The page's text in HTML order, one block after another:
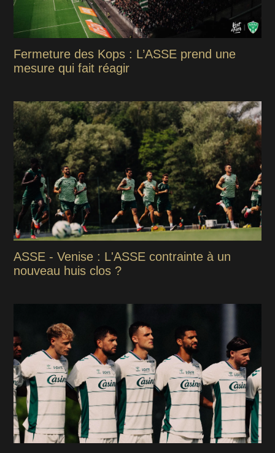
Fermeture des Kops : L’ASSE prend une
mesure qui fait réagir
ASSE - Venise : L'ASSE contrainte à un
nouveau huis clos ?